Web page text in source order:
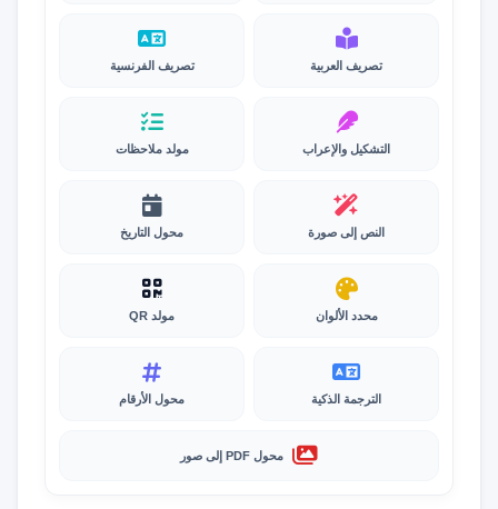
تصريف العربية تصريف الفرنسية
التشكيل والإعراب مولد ملاحظات
النص إلى صورة محول التاريخ
محدد الألوان مولد QR
الترجمة الذكية محول الأرقام
محول PDF إلى صور